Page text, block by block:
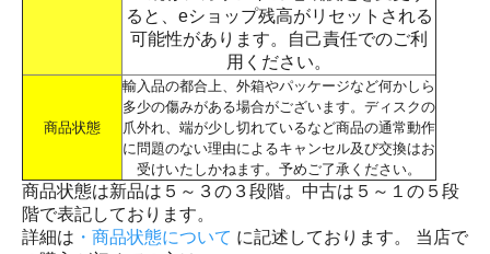
ると、eショップ残高がリセットされる
可能性があります。自己責任でのご利
用ください。
商品状態
輸入品の都合上、外箱やパッケージなど何かしら
多少の傷みがある場合がございます。ディスクの
爪外れ、端が少し切れているなど商品の通常動作
に問題のない理由によるキャンセル及び交換はお
受けいたしかねます。予めご了承ください。
商品状態は新品は５～３の３段階。中古は５～１の５段
階で表記しております。
詳細は ・商品状態について に記述しております。 当店で